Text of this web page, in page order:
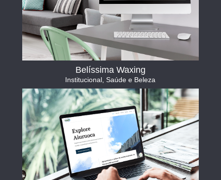
Belíssima Waxing
Institucional Saúde e Beleza